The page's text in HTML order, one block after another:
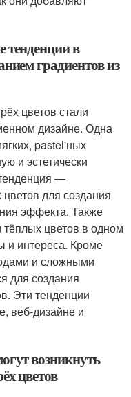
тенденции в
градиентов из
цветов стали
дизайне. Одна
pastel'ных
и эстетически
—
для создания
эффекта. Также
цветов в одном
и интереса. Кроме
и сложными
для создания
Эти тенденции
веб-дизайне и
возникнуть
цветов